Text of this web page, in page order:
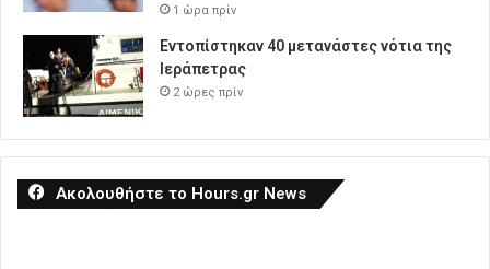
1 ώρα πρίν
Εντοπίστηκαν 40 μετανάστες νότια της
Ιεράπετρας
2 ώρες πρίν
Ακολουθήστε το Hours.gr News